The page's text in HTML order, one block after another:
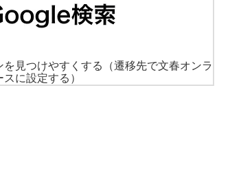
見つけやすくする
（遷移先で文春オンラ
に設定する）